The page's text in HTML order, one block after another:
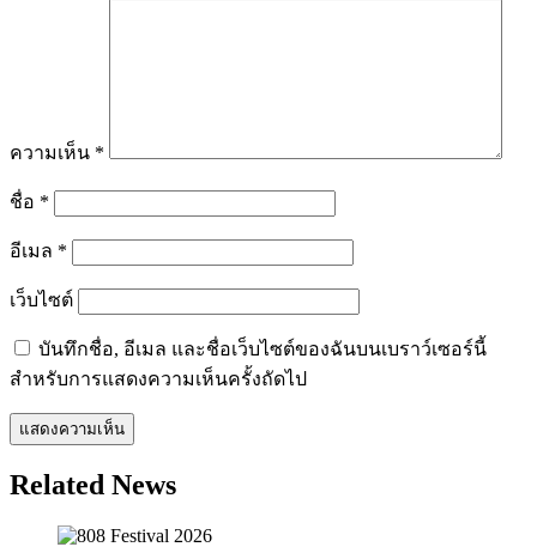
ความเห็น *
ชื่อ *
อีเมล *
เว็บไซต์
บันทึกชื่อ, อีเมล และชื่อเว็บไซต์ของฉันบนเบราว์เซอร์นี้
สำหรับการแสดงความเห็นครั้งถัดไป
Related News